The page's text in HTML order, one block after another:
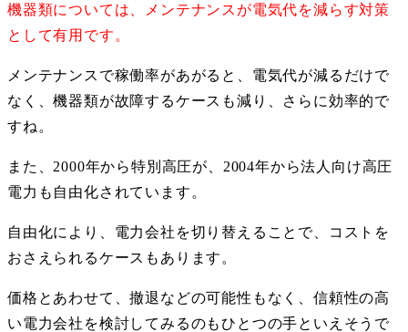
機器類については、メンテナンスが電気代を減らす対策
として有用です。
メンテナンスで稼働率があがると、電気代が減るだけで
なく、機器類が故障するケースも減り、さらに効率的で
すね。
また、2000年から特別高圧が、2004年から法人向け高圧
電力も自由化されています。
自由化により、電力会社を切り替えることで、コストを
おさえられるケースもあります。
価格とあわせて、撤退などの可能性もなく、信頼性の高
い電力会社を検討してみるのもひとつの手といえそうで